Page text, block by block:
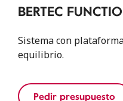
BERTEC
Sistema con
equilibrio.
Pedir presupuesto